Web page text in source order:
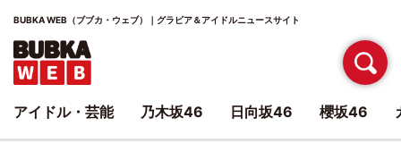
BUBKA WEB（ブブカ・ウェブ）｜グラビア＆アイドルニュースサイト
アイドル・芸能 乃木坂46 日向坂46 櫻坂46